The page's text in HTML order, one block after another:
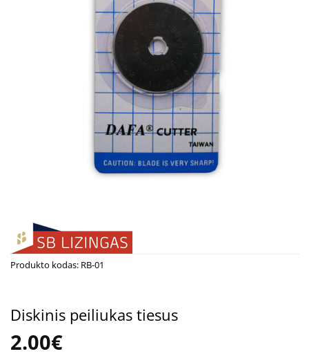
Produkto kodas: RB-01
Diskinis peiliukas tiesus
2.00€